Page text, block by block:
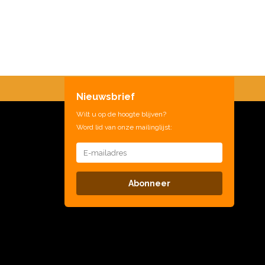
Nieuwsbrief
Wilt u op de hoogte blijven?
Word lid van onze mailinglijst:
Abonneer